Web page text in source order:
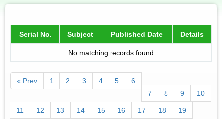
Serial No. Subject Published Date Details
No matching records found
« Prev 1 2 3 4 5
6
7
8 9 10
11 12 13 14 15 16 17 18 19